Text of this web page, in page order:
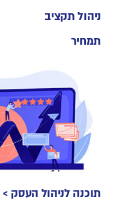
ניהול תקציב
תמחיר
תוכנה לניהול העסק >